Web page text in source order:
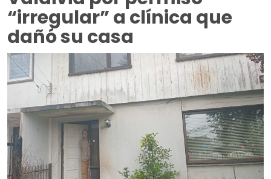
“irregular” a clínica que
dañó su casa